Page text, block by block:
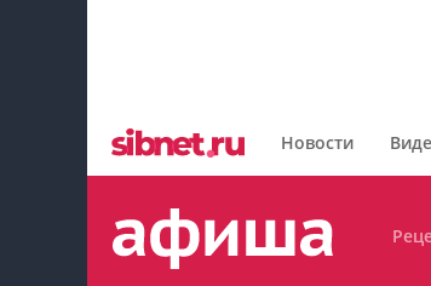
Новости
Рецензии
Новости